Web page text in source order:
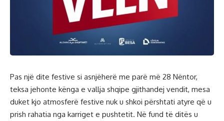
Pas një dite festive si asnjëherë me parë më 28 Nëntor,
teksa jehonte kënga e vallja shqipe gjithandej vendit, mesa
duket kjo atmosferë festive nuk u shkoi përshtati atyre që u
prish rahatia nga karriget e pushtetit. Në fund të ditës u